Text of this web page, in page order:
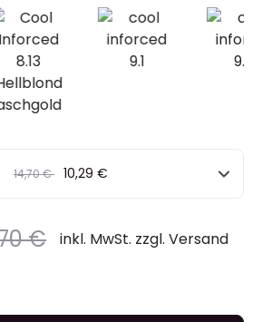
Preis
14,70 €to10,29 €
€toinkl. MwSt. zzgl. Versand